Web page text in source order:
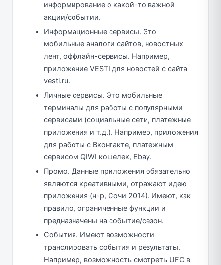
информирование о какой-то важной
акции/событии.
Информационные сервисы. Это
мобильные аналоги сайтов, новостных
лент, оффлайн-сервисы. Например,
приложение VESTI для новостей с сайта
vesti.ru.
Личные сервисы. Это мобильные
терминалы для работы с популярными
сервисами (социальные сети, платежные
приложения и т.д.). Например, приложения
для работы с Вконтакте, платежным
сервисом QIWI кошелек, Ebay.
Промо. Данные приложения обязательно
являются креативными, отражают идею
приложения (н-р, Сочи 2014). Имеют, как
правило, ограниченные функции и
предназначены на событие/сезон.
События. Имеют возможности
транслировать события и результаты.
Например, возможность смотреть UFC в